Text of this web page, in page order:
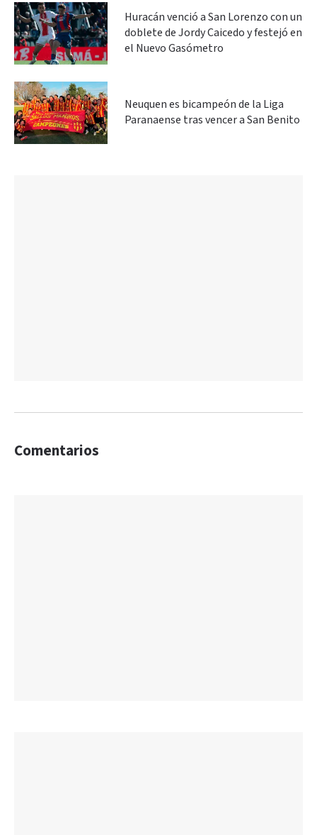
Huracán venció a San Lorenzo con un
doblete de Jordy Caicedo y festejó en
el Nuevo Gasómetro
Neuquen es bicampeón de la Liga
Paranaense tras vencer a San Benito
Comentarios